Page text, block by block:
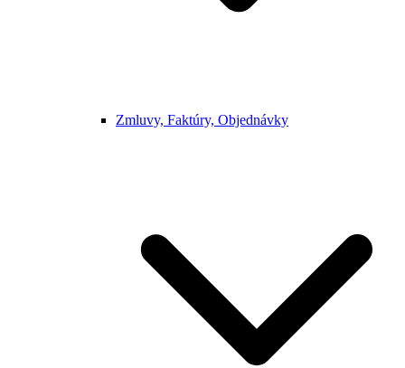
Zmluvy, Faktúry, Objednávky